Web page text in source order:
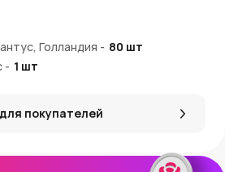
Он выражает глубокую
кто отстоял свободу и мир.
возложения к памятникам и
Голландия - 80 шт
- 1 шт
покупателей